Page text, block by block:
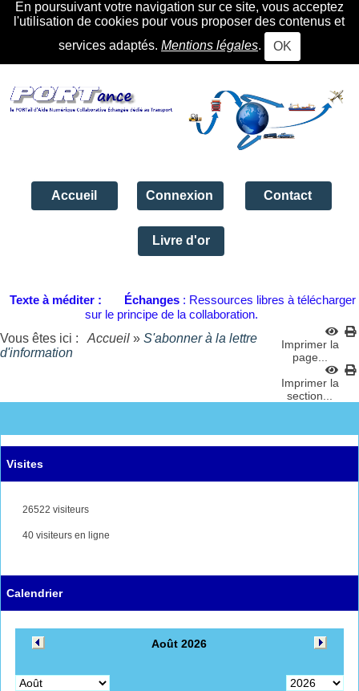
En poursuivant votre navigation sur ce site, vous acceptez
l'utilisation de cookies pour vous proposer des contenus et
services adaptés. Mentions légales. OK
Accueil Connexion Contact
Livre d'or
Texte à méditer : Échanges : Ressources libres à télécharger
sur le principe de la collaboration.
Vous êtes ici :
Accueil » S'abonner à la lettre
d'information
Imprimer la
page...
Imprimer la
section...
Visites
26522 visiteurs
40 visiteurs en ligne
Calendrier